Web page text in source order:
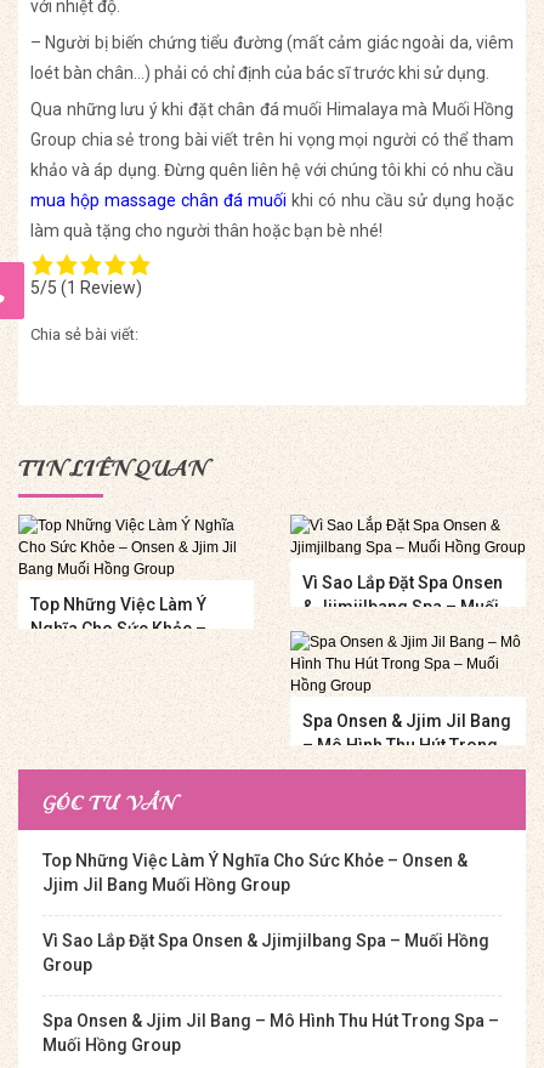
với nhiệt độ.
– Người bị biến chứng tiểu đường (mất cảm giác ngoài da, viêm
loét bàn chân…) phải có chỉ định của bác sĩ trước khi sử dụng.
Qua những lưu ý khi đặt chân đá muối Himalaya mà Muối Hồng
Group chia sẻ trong bài viết trên hi vọng mọi người có thể tham
khảo và áp dụng. Đừng quên liên hệ với chúng tôi khi có nhu cầu
mua hộp massage chân đá muối khi có nhu cầu sử dụng hoặc
làm quà tặng cho người thân hoặc bạn bè nhé!
5/5 (1 Review)
Chia sẻ bài viết:
TIN LIÊN QUAN
Top Những Việc Làm Ý
Nghĩa Cho Sức Khỏe –
Onsen & Jjim Jil Bang
Muối Hồng Group
Vì Sao Lắp Đặt Spa Onsen
& Jjimjilbang Spa – Muối
Hồng Group
Spa Onsen & Jjim Jil Bang
– Mô Hình Thu Hút Trong
Spa – Muối Hồng Group
GÓC TƯ VẤN
Top Những Việc Làm Ý Nghĩa Cho Sức Khỏe – Onsen &
Jjim Jil Bang Muối Hồng Group
Vì Sao Lắp Đặt Spa Onsen & Jjimjilbang Spa – Muối Hồng
Group
Spa Onsen & Jjim Jil Bang – Mô Hình Thu Hút Trong Spa –
Muối Hồng Group